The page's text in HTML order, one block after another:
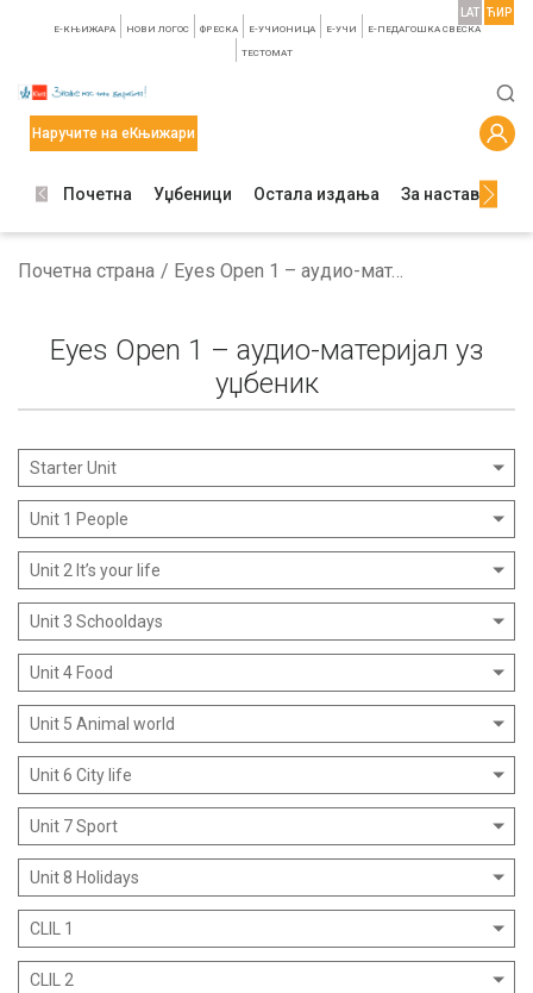
E-КЊИЖАРА НОВИ ЛОГОС ФРЕСКА E-УЧИОНИЦА E-УЧИ Е-ПЕДАГОШКА СВЕСКА
TЕСТОМАТ
LAT ЋИР
Наручите на еКњижари
Почетна Уџбеници Остала издања За наставнике
Почетна страна Eyes Open 1 – аудио-материјал уз уџбеник
Eyes Open 1 – аудио-материјал уз
уџбеник
Starter Unit
Unit 1 People
Unit 2 It’s your life
Unit 3 Schooldays
Unit 4 Food
Unit 5 Animal world
Unit 6 City life
Unit 7 Sport
Unit 8 Holidays
CLIL 1
CLIL 2